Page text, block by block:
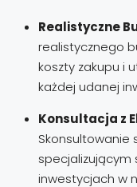
Realistyczne
realistycznego
koszty zakupu i
każdej udanej
Konsultacja z
Skonsultowanie
specjalizującym
inwestycjach w